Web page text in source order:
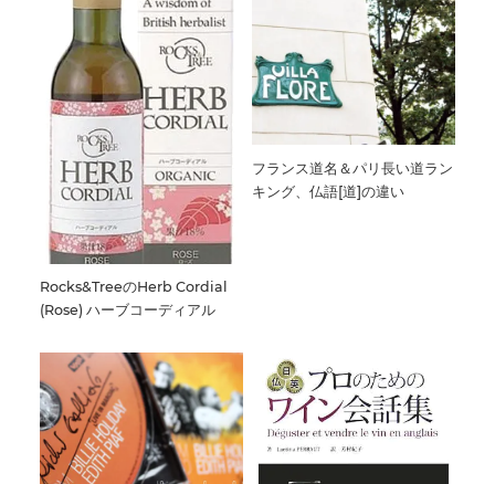
Rocks&TreeのHerb Cordial
(Rose) ハーブコーディアル
フランス道名＆パリ長い道ラン
キング、仏語[道]の違い